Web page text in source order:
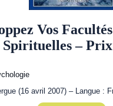
Vos
Spirituelles – Prix
(16 avril 2007) – Langue :